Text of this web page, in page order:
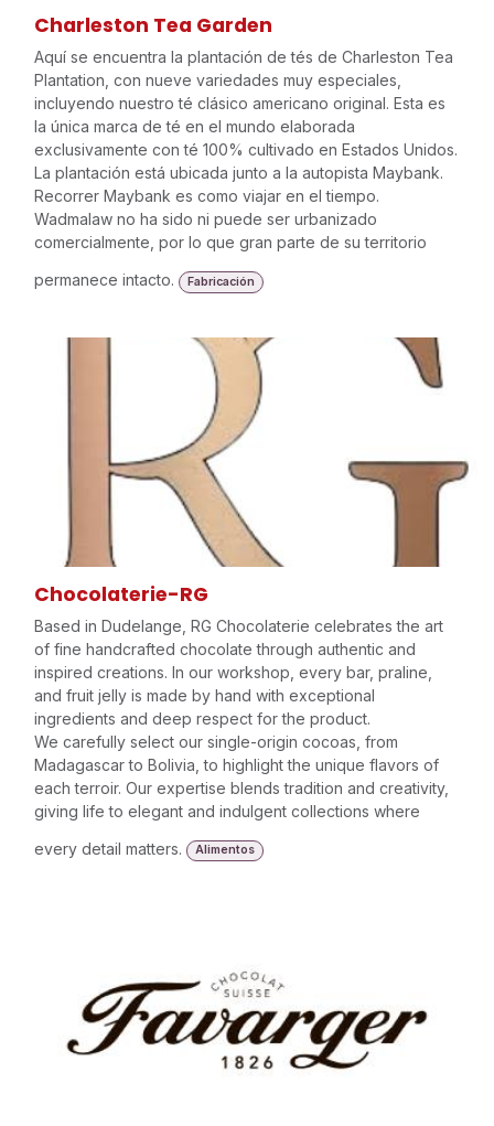
Charleston Tea Garden
Aquí se encuentra la plantación de tés de Charleston Tea
Plantation, con nueve variedades muy especiales,
incluyendo nuestro té clásico americano original. Esta es
la única marca de té en el mundo elaborada
exclusivamente con té 100% cultivado en Estados Unidos.
La plantación está ubicada junto a la autopista Maybank.
Recorrer Maybank es como viajar en el tiempo.
Wadmalaw no ha sido ni puede ser urbanizado
comercialmente, por lo que gran parte de su territorio
permanece intacto.
Fabricación
Chocolaterie-RG
Based in Dudelange, RG Chocolaterie celebrates the art
of fine handcrafted chocolate through authentic and
inspired creations. In our workshop, every bar, praline,
and fruit jelly is made by hand with exceptional
ingredients and deep respect for the product.
We carefully select our single-origin cocoas, from
Madagascar to Bolivia, to highlight the unique flavors of
each terroir. Our expertise blends tradition and creativity,
giving life to elegant and indulgent collections where
every detail matters.
Alimentos